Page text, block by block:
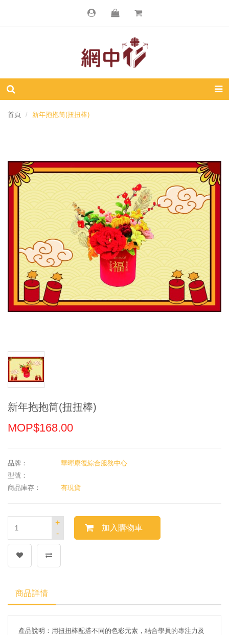
首頁 新年抱抱筒(扭扭棒)
新年抱抱筒(扭扭棒)
MOP$168.00
品牌：
華暉康復綜合服務中心
型號：
商品庫存：
有現貨
-
+
加入購物車
商品詳情
產品說明：用扭扭棒配搭不同的色彩元素，結合學員的專注力及